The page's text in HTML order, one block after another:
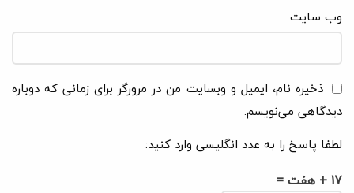
وب‌ سایت
ذخیره نام، ایمیل و وبسایت من در مرورگر برای زمانی که دوباره
دیدگاهی می‌نویسم.
لطفا پاسخ را به عدد انگلیسی وارد کنید:
17 + هفت =